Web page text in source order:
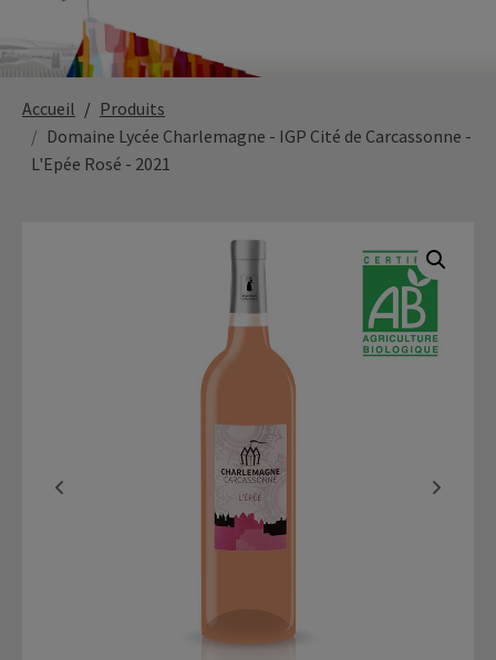
du
vivant
à
la
Accueil
Produits
Domaine Lycée Charlemagne - IGP Cité de Carcassonne -
L'Epée Rosé - 2021